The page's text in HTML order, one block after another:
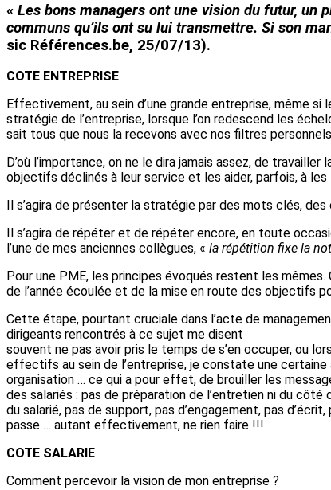
« Les bons managers ont une vision du futur, un
communs qu’ils ont su lui transmettre. Si son
sic Références.be, 25/07/13).
COTE ENTREPRISE
Effectivement, au sein d’une grande entreprise, même
stratégie de l’entreprise, lorsque l’on redescend les
sait tous que nous la recevons avec nos filtres
D’où l’importance, on ne le dira jamais assez, de
objectifs déclinés à leur service et les aider, parfois, à
Il s’agira de présenter la stratégie par des mots clés,
Il s’agira de répéter et de répéter encore, en toute
l’une de mes anciennes collègues, « la répétition fixe la
Pour une PME, les principes évoqués restent les
de l’année écoulée et de la mise en route des objectifs
Cette étape, pourtant cruciale dans l’acte de
dirigeants rencontrés à ce sujet me disent
souvent ne pas avoir pris le temps de s’en occuper, ou
effectifs au sein de l’entreprise, je constate une certaine
organisation … ce qui a pour effet, de brouiller les
des salariés : pas de préparation de l’entretien ni du côté
du salarié, pas de support, pas d’engagement, pas d’écrit,
passe … autant effectivement, ne rien faire !!!
COTE SALARIE
Comment percevoir la vision de mon entreprise ?